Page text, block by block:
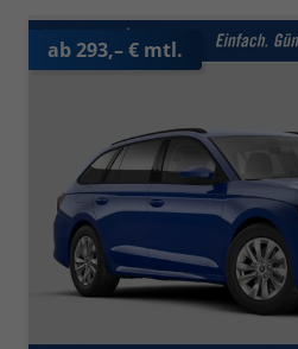
ab 293,– € mtl.